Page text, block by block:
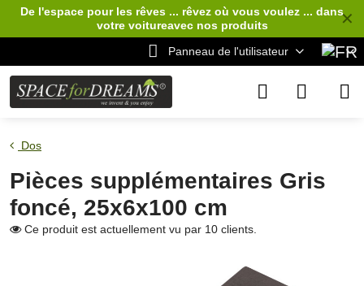
✕
De l'espace pour les rêves ... rêvez où vous voulez ... dans
votre voitureavec nos produits
Panneau de l'utilisateur
Dos
Pièces supplémentaires Gris
foncé, 25x6x100 cm
Ce produit est actuellement vu par 10 clients.